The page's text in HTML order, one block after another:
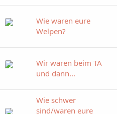
Wie waren eure
Welpen?
Wir waren beim TA
und dann...
Wie schwer
sind/waren eure